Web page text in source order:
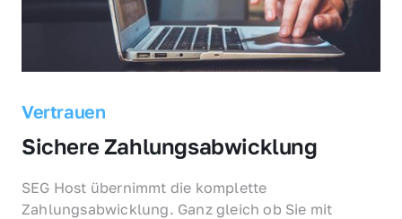
Vertrauen
Sichere Zahlungsabwicklung
SEG Host übernimmt die komplette
Zahlungsabwicklung. Ganz gleich ob Sie mit